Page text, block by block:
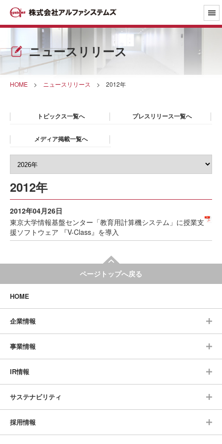
ニュースリリース
HOME > ニュースリリース > 2012年
トピックス一覧へ プレスリリース一覧へ
メディア掲載一覧へ
2012年
2012年04月26日
東京大学情報基盤センター「教育用計算機システム」に授業支
援ソフトウェア 『V-Class』を導入
ページトップへ戻る
HOME
企業情報
事業情報
IR情報
サステナビリティ
採用情報